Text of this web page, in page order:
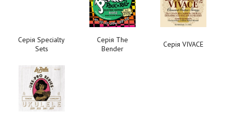
Серія Specialty
Sets
Серія The
Bender
Серія VIVACE